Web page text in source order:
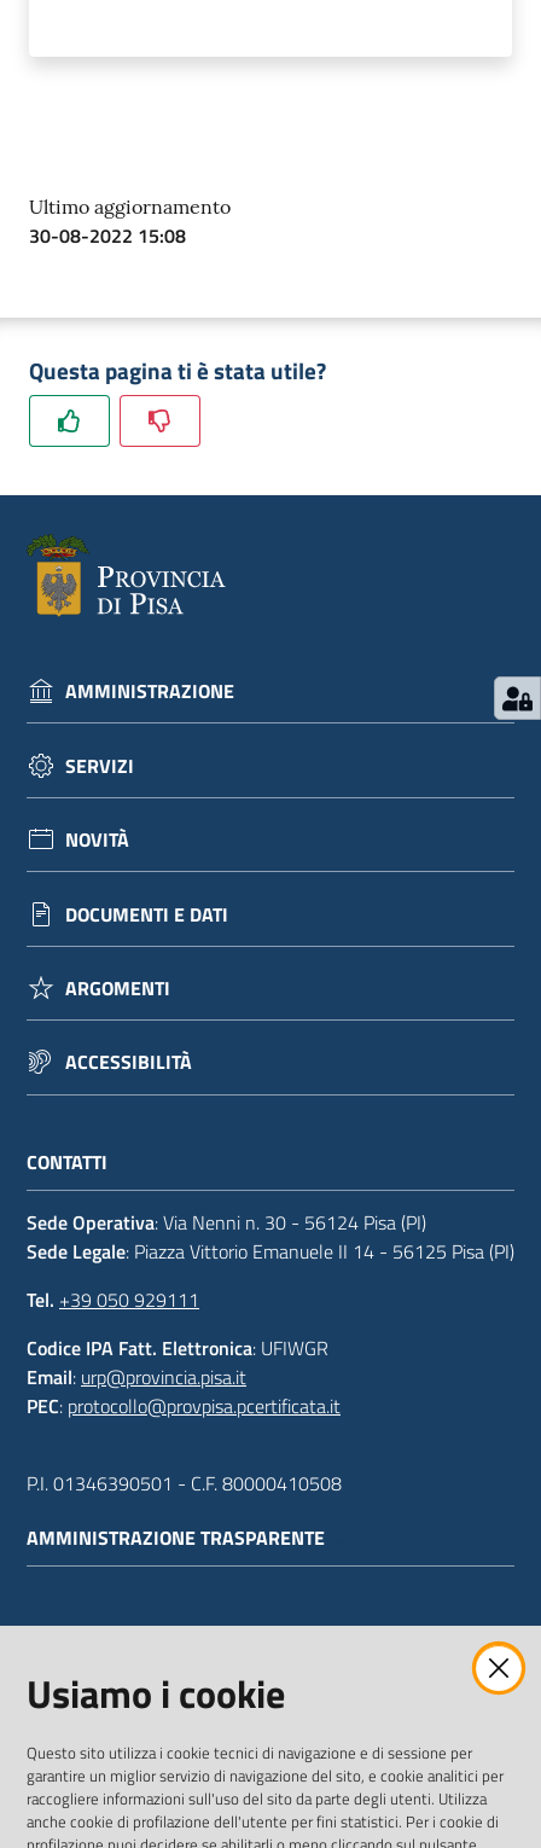
Ultimo aggiornamento
30-08-2022 15:08
Questa pagina ti è stata utile?
AMMINISTRAZIONE
SERVIZI
NOVITÀ
DOCUMENTI E DATI
ARGOMENTI
ACCESSIBILITÀ
CONTATTI
Sede Operativa: Via Nenni n. 30 - 56124 Pisa (PI)
Sede Legale: Piazza Vittorio Emanuele II 14 - 56125 Pisa (PI)
Tel. +39 050 929111
Codice IPA Fatt. Elettronica: UFIWGR
Email: urp@provincia.pisa.it
PEC: protocollo@provpisa.pcertificata.it
P.I. 01346390501 - C.F. 80000410508
AMMINISTRAZIONE TRASPARENTE
SEGUICI SU
TwitterFacebookYoutube
Usiamo i cookie
Questo sito utilizza i cookie tecnici di navigazione e di sessione per
garantire un miglior servizio di navigazione del sito, e cookie analitici per
raccogliere informazioni sull'uso del sito da parte degli utenti. Utilizza
anche cookie di profilazione dell'utente per fini statistici. Per i cookie di